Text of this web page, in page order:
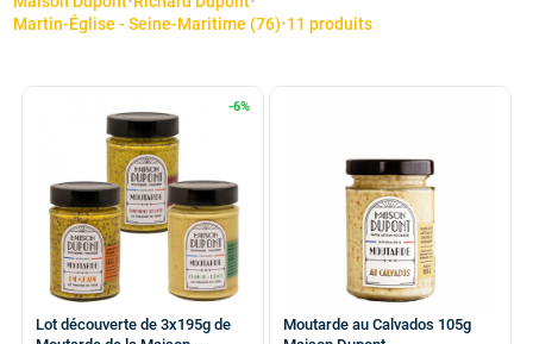
Martin-Église - Seine-Maritime (76)•11 produits
-6%
Lot découverte de 3x195g de
Moutarde au Calvados 105g